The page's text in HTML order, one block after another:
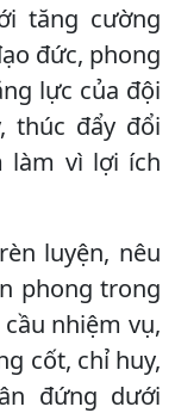
tăng cường
đức, phong
lực của đội
thúc đẩy đổi
làm vì lợi ích
luyện, nêu
phong trong
nhiệm vụ,
cốt, chỉ huy,
đứng dưới